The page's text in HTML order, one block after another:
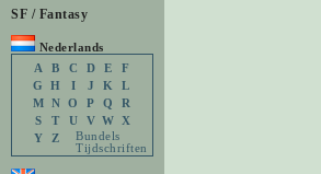
SF / Fantasy
Nederlands
A
B C D E
F
G
H I J K
L
M
N O P Q
R
S
T U V W
X
Y
Z
Bundels
Tijdschriften